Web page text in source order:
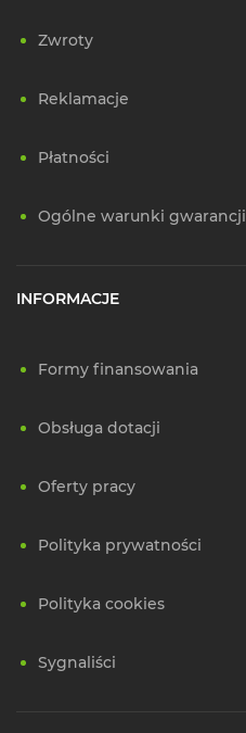
Zwroty
Reklamacje
Płatności
Ogólne warunki gwarancji
INFORMACJE
Formy finansowania
Obsługa dotacji
Oferty pracy
Polityka prywatności
Polityka cookies
Sygnaliści